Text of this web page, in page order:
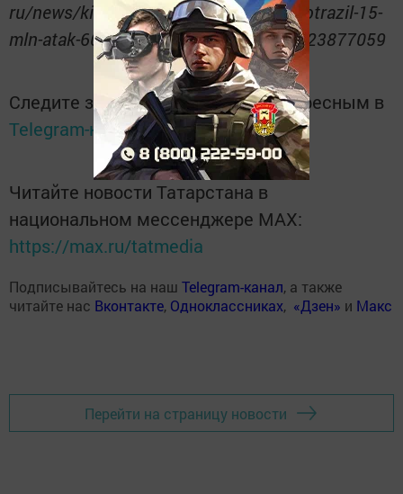
ru/news/kibershhit-tatarstana-za-god-otrazil-15-
mln-atak-6010271?ysclid=mjgwv3l9eh23877059
Следите за самым важным и интересным в
Telegram-каналеТатмедиа
Читайте новости Татарстана в
национальном мессенджере MАХ:
https://max.ru/tatmedia
Подписывайтесь на наш Telegram-канал, а также
читайте нас Вконтакте, Одноклассниках, «Дзен» и Макс
Перейти на страницу новости